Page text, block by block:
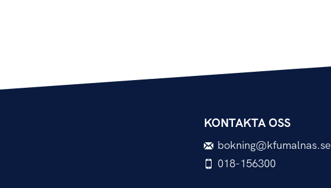
KONTAKTA OSS
bokning@kfumalnas.se
018-156300